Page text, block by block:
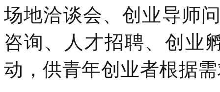
场地洽谈会、创业导师
咨询、人才招聘、创业
动，供青年创业者根据